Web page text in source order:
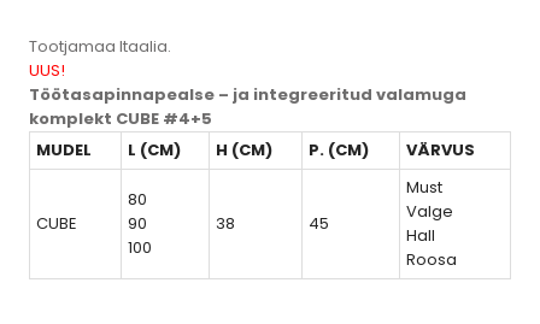
Tootjamaa Itaalia.
UUS!
Töötasapinnapealse – ja integreeritud valamuga
komplekt CUBE #4+5
MUDEL
L (CM) H (CM) P. (CM) VÄRVUS
CUBE
80
90
100
38 45
Must
Valge
Hall
Roosa